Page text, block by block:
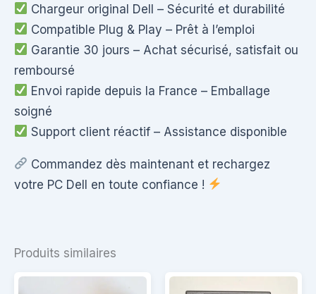
Chargeur original Dell – Sécurité et durabilité
Compatible Plug & Play – Prêt à l’emploi
Garantie 30 jours – Achat sécurisé, satisfait ou
remboursé
Envoi rapide depuis la France – Emballage
soigné
Support client réactif – Assistance disponible
Commandez dès maintenant et rechargez
votre PC Dell en toute confiance !
Produits similaires